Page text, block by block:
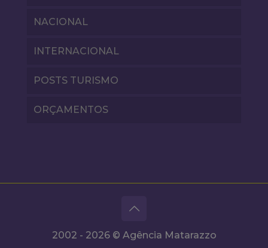
NACIONAL
INTERNACIONAL
POSTS TURISMO
ORÇAMENTOS
2002 - 2026 © Agência Matarazzo